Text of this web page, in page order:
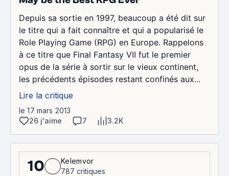
Depuis sa sortie en 1997, beaucoup a été dit sur
le titre qui a fait connaître et qui a popularisé le
Role Playing Game (RPG) en Europe. Rappelons
à ce titre que Final Fantasy VII fut le premier
opus de la série à sortir sur le vieux continent,
les précédents épisodes restant confinés aux...
Lire la critique
le 17 mars 2013
26 j'aime
7 3.2K
10
Kelemvor
787 critiques